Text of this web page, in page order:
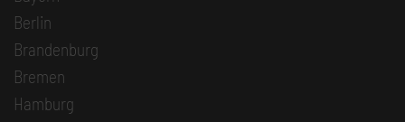
Berlin
Brandenburg
Bremen
Hamburg